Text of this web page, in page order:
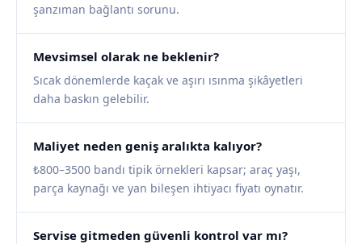
şanzıman bağlantı sorunu.
Mevsimsel olarak ne beklenir?
Sıcak dönemlerde kaçak ve aşırı ısınma şikâyetleri
daha baskın gelebilir.
Maliyet neden geniş aralıkta kalıyor?
₺800–3500 bandı tipik örnekleri kapsar; araç yaşı,
parça kaynağı ve yan bileşen ihtiyacı fiyatı oynatır.
Servise gitmeden güvenli kontrol var mı?